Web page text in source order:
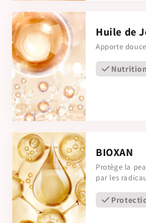
Huile de
Apporte
Nutrition
BIOXAN
Protège la
par les